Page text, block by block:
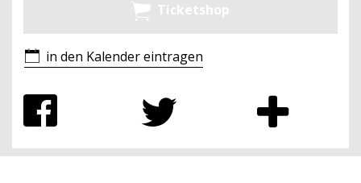
Ticketshop
in den Kalender eintragen